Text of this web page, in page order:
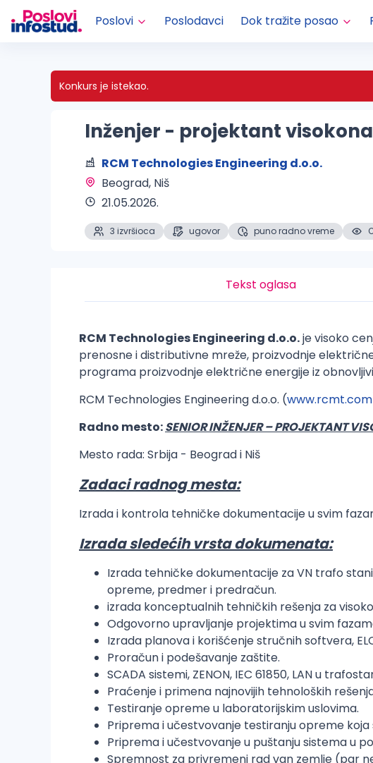
Poslovi Poslodavci Dok tražite posao
Konkurs je istekao.
Inženjer - projektant
RCM Technologies Engineering d.o.o.
Beograd, Niš
21.05.2026.
3 izvršioca ugovor puno radno vreme
Tekst oglasa
RCM Technologies Engineering d.o.o.je visoko
prenosne i distributivne mreže, proizvodnje
programa proizvodnje električne energije iz
RCM Technologies Engineering d.o.o. (www.rcmt.com
Radno mesto:SENIOR INŽENJER – PROJEKTANT
Mesto rada: Srbija - Beograd i Niš
Zadaci radnog mesta:
Izrada i kontrola tehničke dokumentacije u svim
Izrada sledećih vrsta dokumenata:
Izrada tehničke dokumentacije za VN trafo
opreme, predmer i predračun.
izrada konceptualnih tehničkih rešenja za
Odgovorno upravljanje projektima u svim
Izrada planova i korišćenje stručnih softvera,
Proračun i podešavanje zaštite.
SCADA sistemi, ZENON, IEC 61850, LAN u
Praćenje i primena najnovijih tehnoloških
Testiranje opreme u laboratorijskim uslovima.
Priprema i učestvovanje testiranju opreme
Priprema i učestvovanje u puštanju sistema u
Spremnost za privremeni rad van zemlje (par